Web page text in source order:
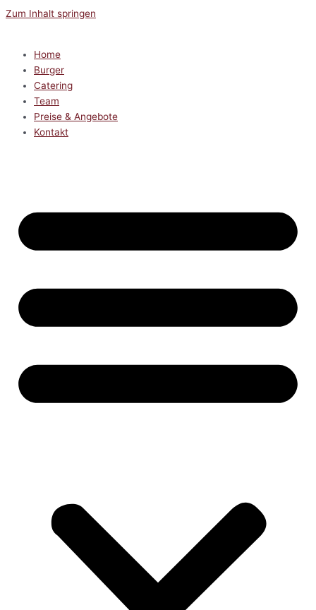
Zum Inhalt springen
Home
Burger
Catering
Team
Preise & Angebote
Kontakt